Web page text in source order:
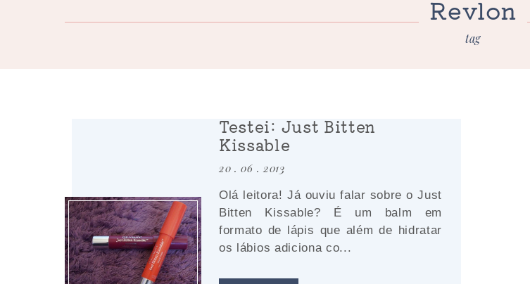
Revlon
tag
Testei: Just Bitten
Kissable
20 . 06 . 2013
Olá leitora! Já ouviu falar sobre o Just
Bitten Kissable? É um balm em
formato de lápis que além de hidratar
os lábios adiciona co...